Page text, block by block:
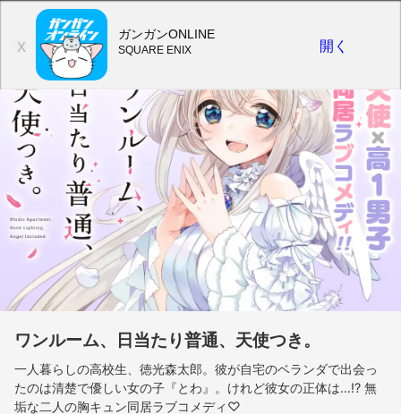
ワンルーム、日当たり普通、天使つき。
一人暮らしの高校生、徳光森太郎。彼が自宅のベランダで出会っ
たのは清楚で優しい女の子『とわ』。けれど彼女の正体は…!? 無
垢な二人の胸キュン同居ラブコメディ♡
X
ガンガンONLINE
SQUARE ENIX 開く